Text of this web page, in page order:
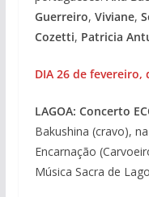
Guerreiro, Viviane,
Cozetti, Patricia
DIA 26 de fevereiro,
LAGOA: Concerto
Bakushina (cravo),
Encarnação
Música Sacra de